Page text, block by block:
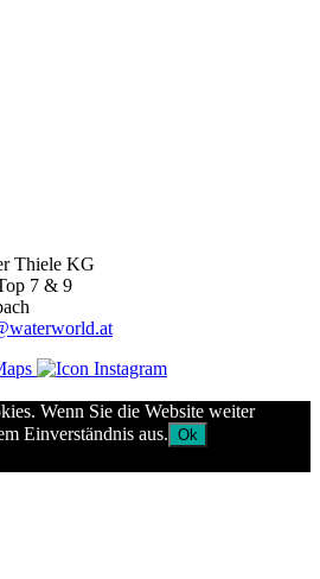
Thiele KG
7 & 9
Wenn Sie die Website weiter
Einverständnis aus. Ok